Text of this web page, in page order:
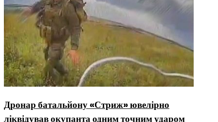
Дронар батальйону «Стриж» ювелірно
ліквідував окупанта одним точним ударом